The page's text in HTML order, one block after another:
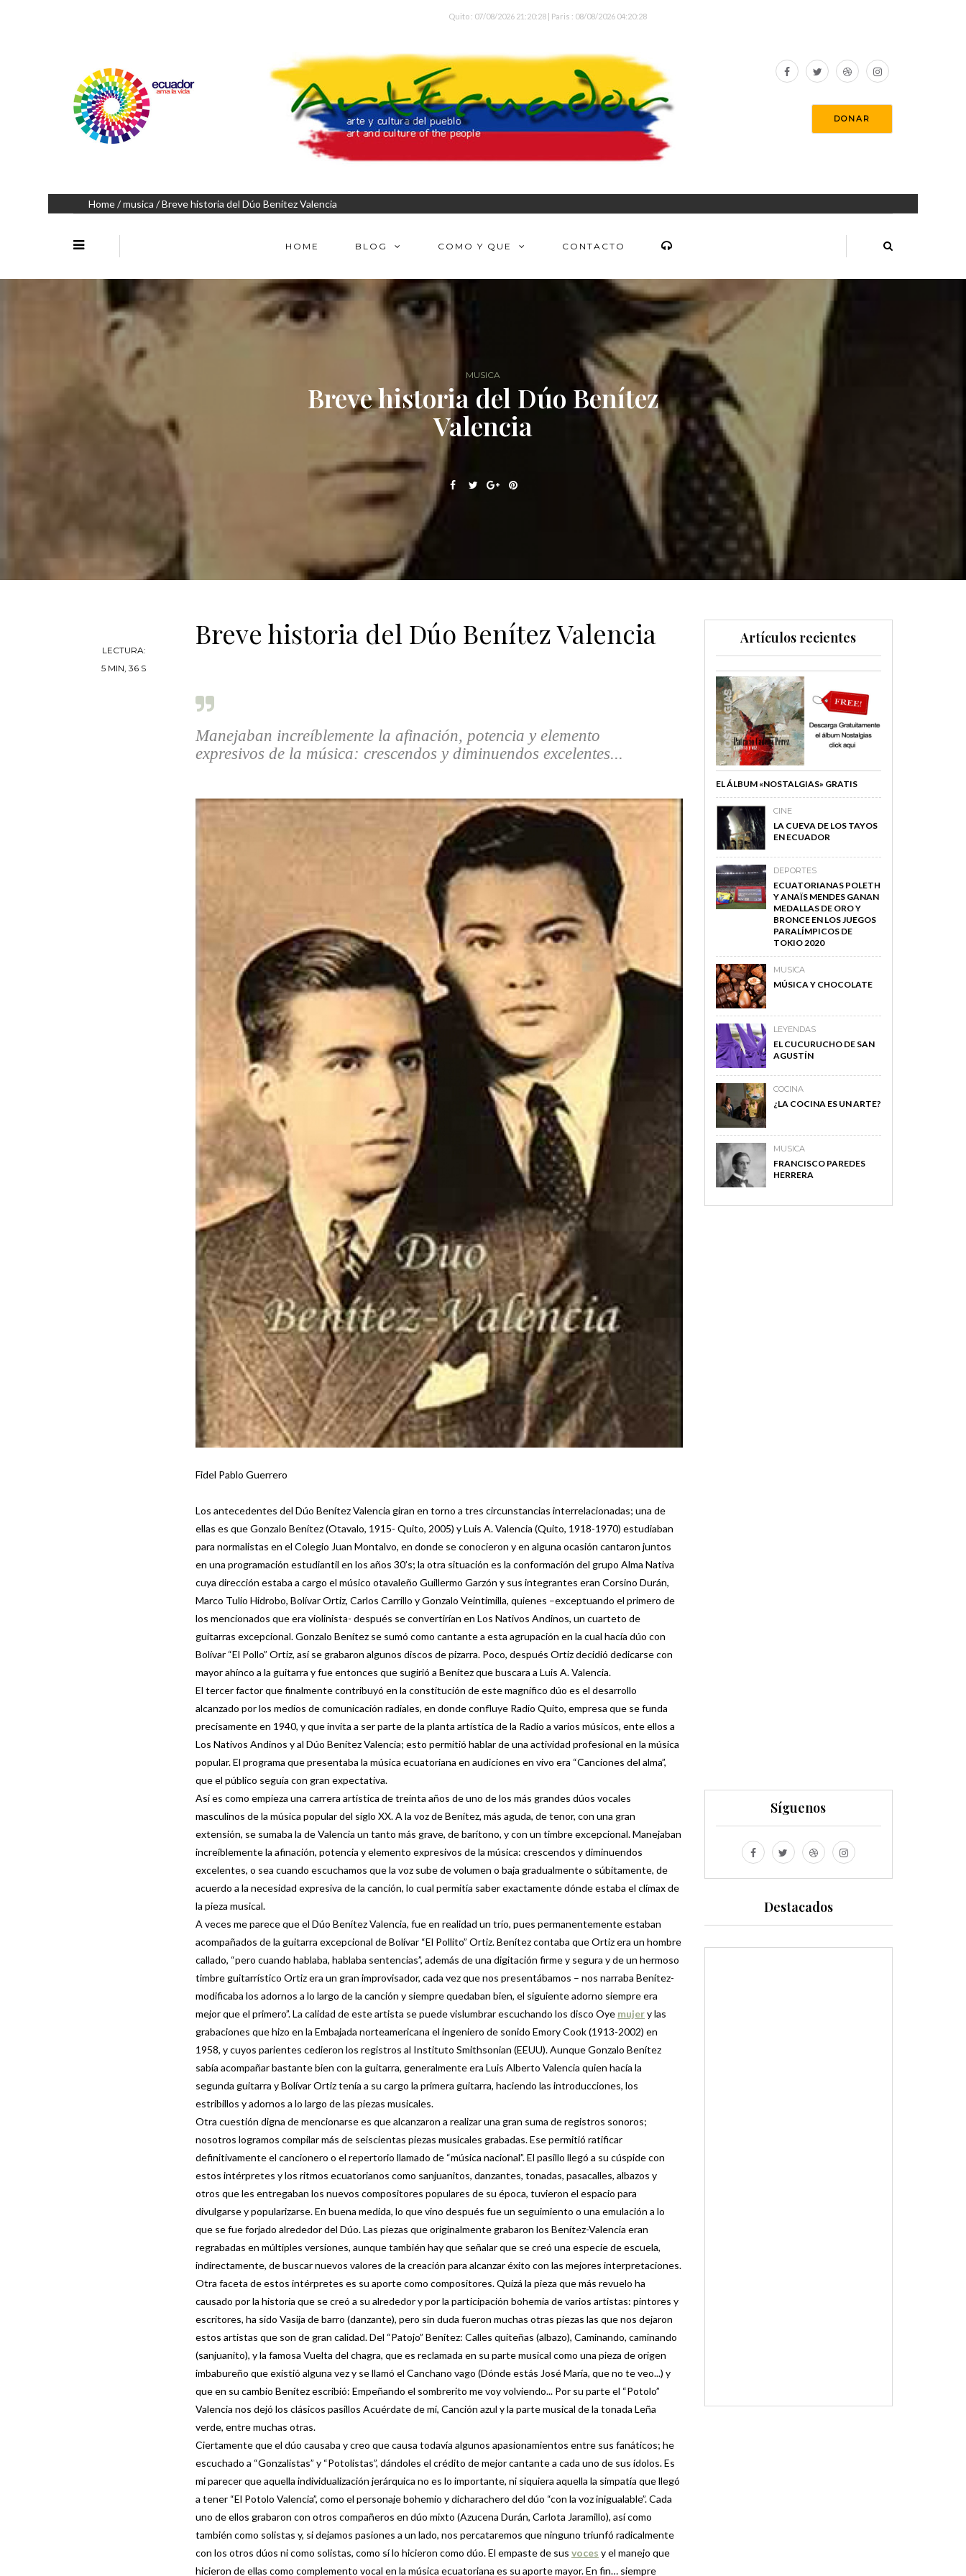
Quito : 07/08/2026 21:20:28 | Paris : 08/08/2026 04:20:28
DONAR
Home/musica / Breve historia del Dúo Benítez Valencia
HOME BLOG COMO Y QUE CONTACTO
MUSICA
Breve historia del Dúo Benítez
Valencia
LECTURA:
5 MIN, 36 S
Breve historia del Dúo Benítez Valencia
Manejaban increíblemente la afinación, potencia y elemento
expresivos de la música: crescendos y diminuendos excelentes...
Fidel Pablo Guerrero
Los antecedentes del Dúo Benítez Valencia giran en torno a tres circunstancias interrelacionadas; una de
ellas es que Gonzalo Benítez (Otavalo, 1915- Quito, 2005) y Luis A. Valencia (Quito, 1918-1970) estudiaban
para normalistas en el Colegio Juan Montalvo, en donde se conocieron y en alguna ocasión cantaron juntos
en una programación estudiantil en los años 30’s; la otra situación es la conformación del grupo Alma Nativa
cuya dirección estaba a cargo el músico otavaleño Guillermo Garzón y sus integrantes eran Corsino Durán,
Marco Tulio Hidrobo, Bolívar Ortiz, Carlos Carrillo y Gonzalo Veintimilla, quienes –exceptuando el primero de
los mencionados que era violinista- después se convertirían en Los Nativos Andinos, un cuarteto de
guitarras excepcional. Gonzalo Benítez se sumó como cantante a esta agrupación en la cual hacía dúo con
Bolívar “El Pollo” Ortiz, así se grabaron algunos discos de pizarra. Poco, después Ortiz decidió dedicarse con
mayor ahínco a la guitarra y fue entonces que sugirió a Benítez que buscara a Luis A. Valencia.
El tercer factor que finalmente contribuyó en la constitución de este magnífico dúo es el desarrollo
alcanzado por los medios de comunicación radiales, en donde confluye Radio Quito, empresa que se funda
precisamente en 1940, y que invita a ser parte de la planta artística de la Radio a varios músicos, ente ellos a
Los Nativos Andinos y al Dúo Benítez Valencia; esto permitió hablar de una actividad profesional en la música
popular. El programa que presentaba la música ecuatoriana en audiciones en vivo era “Canciones del alma”,
que el público seguía con gran expectativa.
Así es como empieza una carrera artística de treinta años de uno de los más grandes dúos vocales
masculinos de la música popular del siglo XX. A la voz de Benítez, más aguda, de tenor, con una gran
extensión, se sumaba la de Valencia un tanto más grave, de barítono, y con un timbre excepcional. Manejaban
increíblemente la afinación, potencia y elemento expresivos de la música: crescendos y diminuendos
excelentes, o sea cuando escuchamos que la voz sube de volumen o baja gradualmente o súbitamente, de
acuerdo a la necesidad expresiva de la canción, lo cual permitía saber exactamente dónde estaba el clímax de
la pieza musical.
A veces me parece que el Dúo Benítez Valencia, fue en realidad un trío, pues permanentemente estaban
acompañados de la guitarra excepcional de Bolívar “El Pollito” Ortiz. Benítez contaba que Ortiz era un hombre
callado, “pero cuando hablaba, hablaba sentencias”, además de una digitación firme y segura y de un hermoso
timbre guitarrístico Ortiz era un gran improvisador, cada vez que nos presentábamos – nos narraba Benítez-
modificaba los adornos a lo largo de la canción y siempre quedaban bien, el siguiente adorno siempre era
mejor que el primero”. La calidad de este artista se puede vislumbrar escuchando los disco Oye mujery las
grabaciones que hizo en la Embajada norteamericana el ingeniero de sonido Emory Cook (1913-2002) en
1958, y cuyos parientes cedieron los registros al Instituto Smithsonian (EEUU). Aunque Gonzalo Benítez
sabía acompañar bastante bien con la guitarra, generalmente era Luis Alberto Valencia quien hacía la
segunda guitarra y Bolívar Ortiz tenía a su cargo la primera guitarra, haciendo las introducciones, los
estribillos y adornos a lo largo de las piezas musicales.
Otra cuestión digna de mencionarse es que alcanzaron a realizar una gran suma de registros sonoros;
nosotros logramos compilar más de seiscientas piezas musicales grabadas. Ese permitió ratificar
definitivamente el cancionero o el repertorio llamado de “música nacional”. El pasillo llegó a su cúspide con
estos intérpretes y los ritmos ecuatorianos como sanjuanitos, danzantes, tonadas, pasacalles, albazos y
otros que les entregaban los nuevos compositores populares de su época, tuvieron el espacio para
divulgarse y popularizarse. En buena medida, lo que vino después fue un seguimiento o una emulación a lo
que se fue forjado alrededor del Dúo. Las piezas que originalmente grabaron los Benítez-Valencia eran
regrabadas en múltiples versiones, aunque también hay que señalar que se creó una especie de escuela,
indirectamente, de buscar nuevos valores de la creación para alcanzar éxito con las mejores interpretaciones.
Otra faceta de estos intérpretes es su aporte como compositores. Quizá la pieza que más revuelo ha
causado por la historia que se creó a su alrededor y por la participación bohemia de varios artistas: pintores y
escritores, ha sido Vasija de barro (danzante), pero sin duda fueron muchas otras piezas las que nos dejaron
estos artistas que son de gran calidad. Del “Patojo” Benítez: Calles quiteñas (albazo), Caminando, caminando
(sanjuanito), y la famosa Vuelta del chagra, que es reclamada en su parte musical como una pieza de origen
imbabureño que existió alguna vez y se llamó el Canchano vago (Dónde estás José María, que no te veo...) y
que en su cambio Benítez escribió: Empeñando el sombrerito me voy volviendo... Por su parte el “Potolo”
Valencia nos dejó los clásicos pasillos Acuérdate de mí, Canción azul y la parte musical de la tonada Leña
verde, entre muchas otras.
Ciertamente que el dúo causaba y creo que causa todavía algunos apasionamientos entre sus fanáticos; he
escuchado a “Gonzalistas” y “Potolistas”, dándoles el crédito de mejor cantante a cada uno de sus ídolos. Es
mi parecer que aquella individualización jerárquica no es lo importante, ni siquiera aquella la simpatía que llegó
a tener “El Potolo Valencia”, como el personaje bohemio y dicharachero del dúo “con la voz inigualable”. Cada
uno de ellos grabaron con otros compañeros en dúo mixto (Azucena Durán, Carlota Jaramillo), así como
también como solistas y, si dejamos pasiones a un lado, nos percataremos que ninguno triunfó radicalmente
con los otros dúos ni como solistas, como sí lo hicieron como dúo. El empaste de sus voces y el manejo que
hicieron de ellas como complemento vocal en la música ecuatoriana es su aporte mayor. En fin… siempre
Artículos recientes
EL ÁLBUM «NOSTALGIAS» GRATIS
CINE
LA CUEVA DE LOS TAYOS
EN ECUADOR
DEPORTES
ECUATORIANAS POLETH
Y ANAÏS MENDES GANAN
MEDALLAS DE ORO Y
BRONCE EN LOS JUEGOS
PARALÍMPICOS DE
TOKIO 2020
MUSICA
MÚSICA Y CHOCOLATE
LEYENDAS
EL CUCURUCHO DE SAN
AGUSTÍN
COCINA
¿LA COCINA ES UN ARTE?
MUSICA
FRANCISCO PAREDES
HERRERA
Síguenos
Destacados